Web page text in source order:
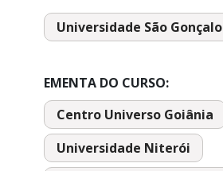
Universidade São Gonçalo
EMENTA DO CURSO:
Centro Universo Goiânia
Universidade Niterói